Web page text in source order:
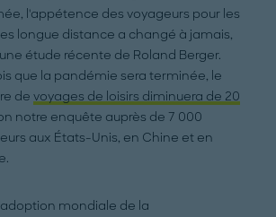
l'appétence des voyageurs pour les
longue distance a changé à jamais,
étude récente de Roland Berger.
que la pandémie sera terminée, le
devoyages de loisirs diminuera de 20
notre enquête auprès de 7 000
aux États-Unis, en Chine et en
mondiale de la